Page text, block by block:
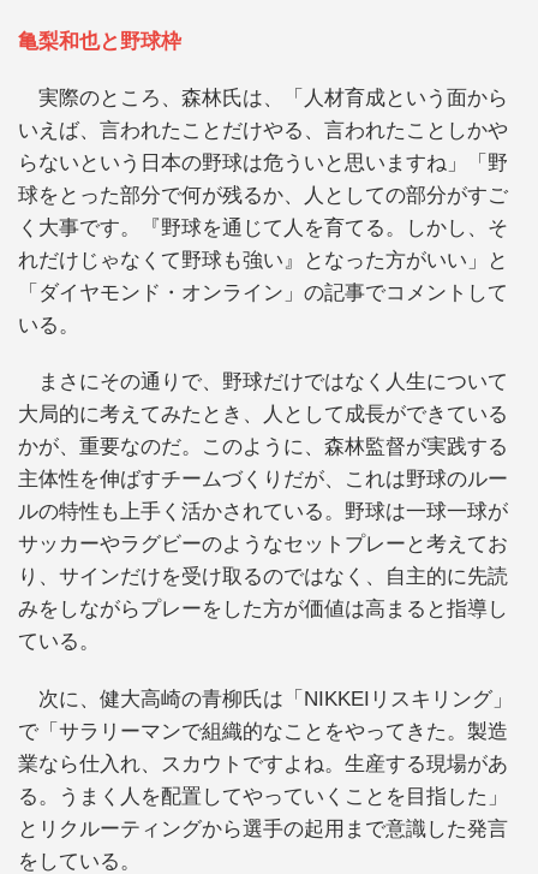
亀梨和也と野球枠
実際のところ、森林氏は、「人材育成という面から
いえば、言われたことだけやる、言われたことしかや
らないという日本の野球は危ういと思いますね」「野
球をとった部分で何が残るか、人としての部分がすご
く大事です。『野球を通じて人を育てる。しかし、そ
れだけじゃなくて野球も強い』となった方がいい」と
「ダイヤモンド・オンライン」の記事でコメントして
いる。
まさにその通りで、野球だけではなく人生について
大局的に考えてみたとき、人として成長ができている
かが、重要なのだ。このように、森林監督が実践する
主体性を伸ばすチームづくりだが、これは野球のルー
ルの特性も上手く活かされている。野球は一球一球が
サッカーやラグビーのようなセットプレーと考えてお
り、サインだけを受け取るのではなく、自主的に先読
みをしながらプレーをした方が価値は高まると指導し
ている。
次に、健大高崎の青柳氏は「NIKKEIリスキリング」
で「サラリーマンで組織的なことをやってきた。製造
業なら仕入れ、スカウトですよね。生産する現場があ
る。うまく人を配置してやっていくことを目指した」
とリクルーティングから選手の起用まで意識した発言
をしている。